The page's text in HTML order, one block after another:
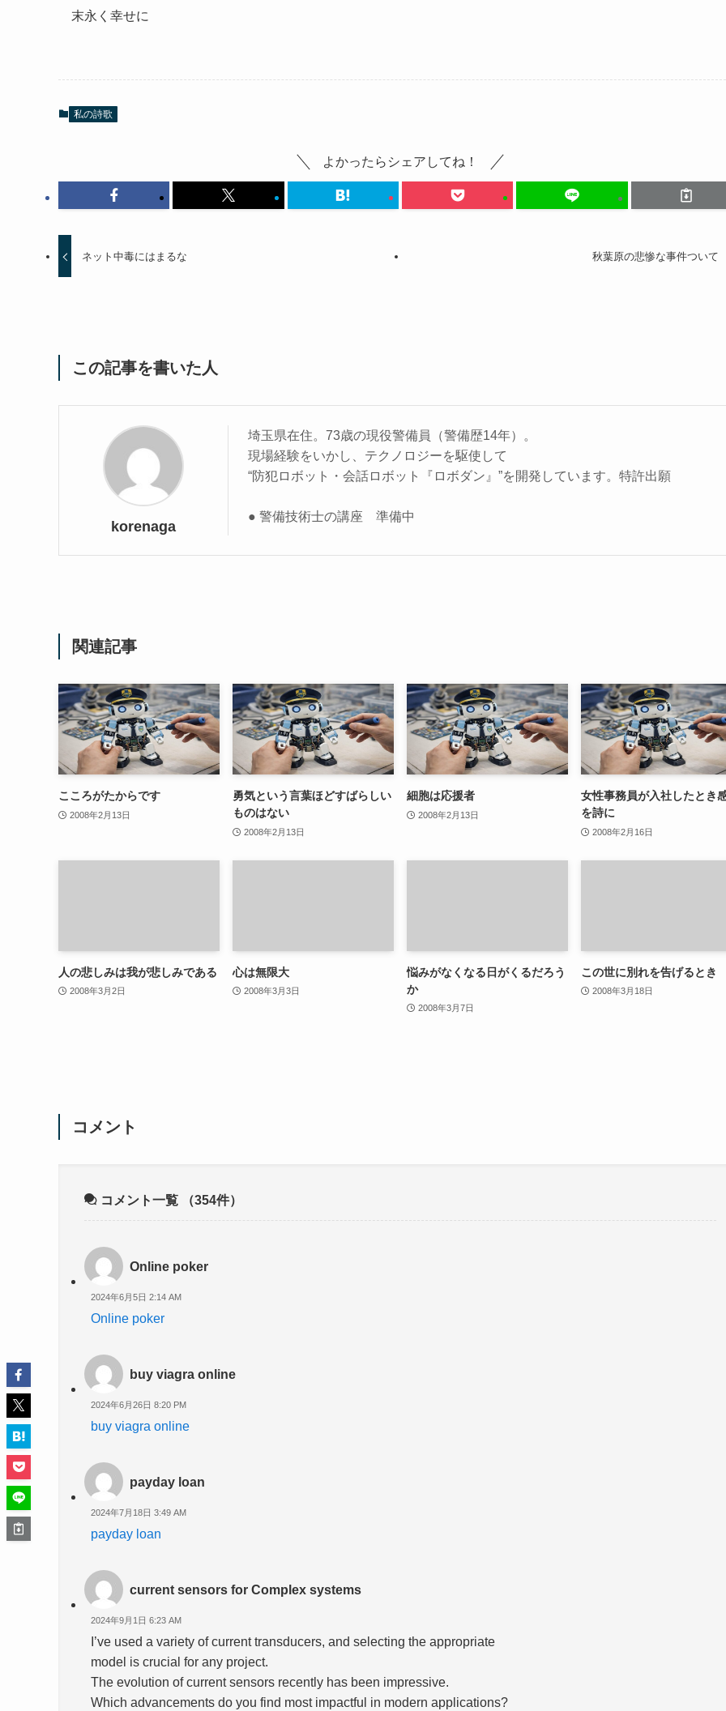
末永く幸せに
私の詩歌
よかったらシェアしてね！
ネット中毒にはまるな 秋葉原の悲惨な事件ついて
この記事を書いた人
korenaga
埼玉県在住。73歳の現役警備員（警備歴14年）。
現場経験をいかし、テクノロジーを駆使して
“防犯ロボット・会話ロボット『ロボダン』”を開発しています。特許出願
● 警備技術士の講座 準備中
関連記事
こころがたからです
2008年2月13日
勇気という言葉ほどすばらしい
ものはない
2008年2月13日
細胞は応援者
2008年2月13日
女性事務員が入社したとき
を詩に
2008年2月16日
人の悲しみは我が悲しみである
2008年3月2日
心は無限大
2008年3月3日
悩みがなくなる日がくるだろう
か
2008年3月7日
この世に別れを告げるとき
2008年3月18日
コメント
コメント一覧 （354件）
Online poker
2024年6月5日 2:14 AM
Online poker
buy viagra online
2024年6月26日 8:20 PM
buy viagra online
payday loan
2024年7月18日 3:49 AM
payday loan
current sensors for Complex systems
2024年9月1日 6:23 AM
I’ve used a variety of current transducers, and selecting the appropriate
model is crucial for any project.
The evolution of current sensors recently has been impressive.
Which advancements do you find most impactful in modern applications?